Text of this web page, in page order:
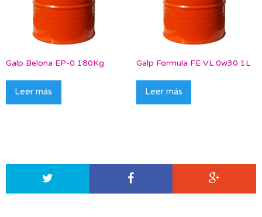
Galp Belona EP-0 180Kg
Leer más
Galp Formula FE VL 0w30 1L
Leer más